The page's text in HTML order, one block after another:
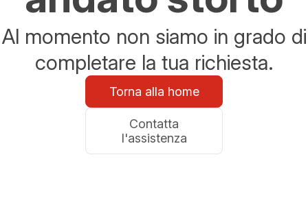
Al momento non siamo in grado di
completare la tua richiesta.
Torna alla home
Contatta
l'assistenza